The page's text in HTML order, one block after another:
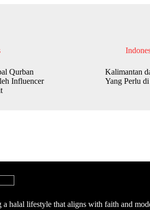
Qurban
Influencer
Kalimantan
Yang Perlu
a halal lifestyle that aligns with faith and